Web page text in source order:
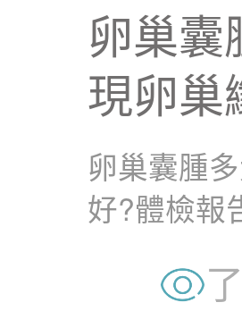
卵巢囊
現卵巢
卵巢囊腫
好?體檢報